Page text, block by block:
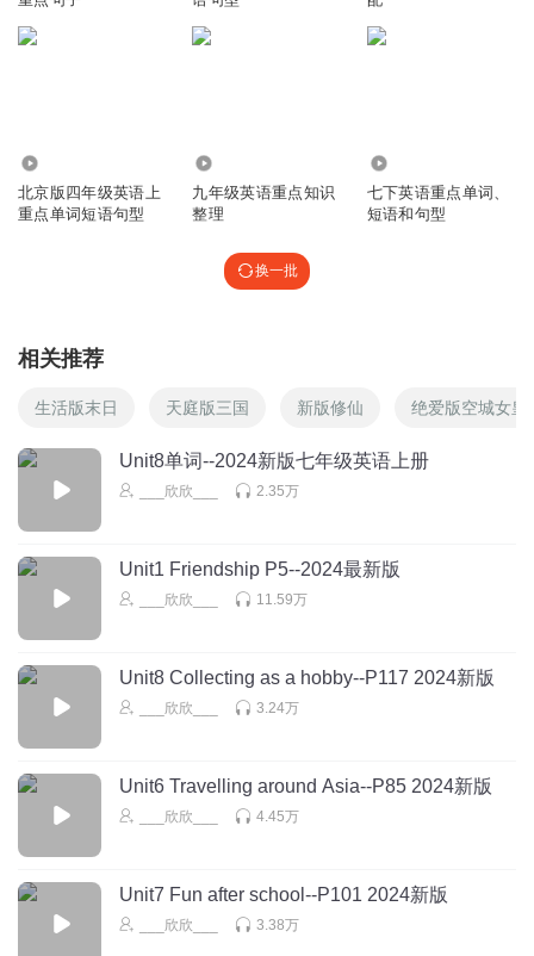
北京版四年级英语上
重点单词短语句型
九年级英语重点知识
整理
七下英语重点单词、
短语和句型
换一批
相关推荐
生活版末日 天庭版三国 新版修仙 绝爱版空城女皇
Unit8单词--2024新版七年级英语上册
___欣欣___ 2.35万
Unit1 Friendship P5--2024最新版
___欣欣___ 11.59万
Unit8 Collecting as a hobby--P117 2024新版
___欣欣___ 3.24万
Unit6 Travelling around Asia--P85 2024新版
___欣欣___ 4.45万
Unit7 Fun after school--P101 2024新版
___欣欣___ 3.38万